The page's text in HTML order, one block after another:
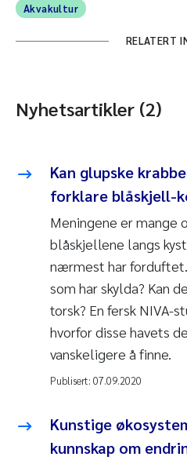
Akvakultur
RELATERT
Nyhetsartikler (2)
Kan glupske
forklare blåskjell-
Meningene er mange
blåskjellene langs
nærmest har
som har skylda? Kan
torsk? En fersk NIVA-
hvorfor disse havets
vanskeligere å finne.
Publisert: 07.09.2020
Kunstige
kunnskap om